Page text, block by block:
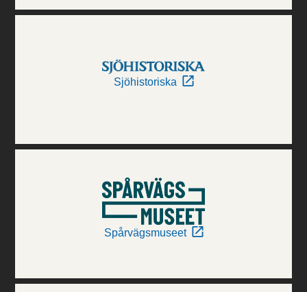
Sjöhistoriska
Spårvägsmuseet